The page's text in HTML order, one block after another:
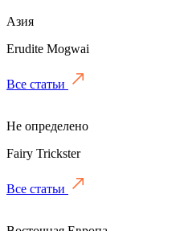
Азия
Erudite Mogwai
Все статьи
Не определено
Fairy Trickster
Все статьи